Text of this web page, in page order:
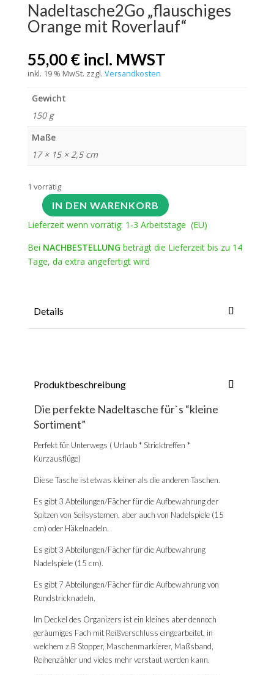
Nadeltasche2Go „flauschiges
Orange mit Roverlauf“
55,00€ incl. MWST
inkl. 19 % MwSt. zzgl. Versandkosten
Gewicht
150 g
Maße
17 × 15 × 2,5 cm
1 vorrätig
IN DEN WARENKORB
Lieferzeit wenn vorrätig: 1-3 Arbeitstage (EU)
Bei NACHBESTELLUNG beträgt die Lieferzeit bis zu 14
Tage, da extra angefertigt wird
Details
Produktbeschreibung
Die perfekte Nadeltasche für`s “kleine
Sortiment”
Perfekt für Unterwegs ( Urlaub * Stricktreffen *
Kurzausflüge)
Diese Tasche ist etwas kleiner als die anderen Taschen.
Es gibt 3 Abteilungen/Fächer für die Aufbewahrung der
Spitzen von Seilsystemen, aber auch von Nadelspiele (15
cm) oder Häkelnadeln.
Es gibt 3 Abteilungen/Fächer für die Aufbewahrung
Nadelspiele (15 cm).
Es gibt 7 Abteilungen/Fächer für die Aufbewahrung von
Rundstricknadeln.
Im Deckel des Organizers ist ein kleines aber dennoch
geräumiges Fach mit Reißverschluss eingearbeitet, in
welchem z.B Stopper, Maschenmarkierer, Maßsband,
Reihenzähler und vieles mehr verstaut werden kann.